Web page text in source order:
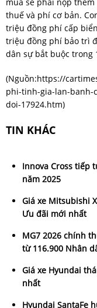
thuế và phí cơ bản.
triệu đồng phí cấp
triệu đồng phí bảo trì
dân sự bắt buộc trong
(Nguồn:https://
phi-tinh-gia-lan-banh-
doi-17924.htm)
TIN KHÁC
Innova Cross tiếp
năm 2025
Giá xe Mitsubishi
Ưu đãi mới nhất
MG7 2026 chính
từ 116.900 Nhân
Giá xe Hyundai
nhất
Hyundai SantaFe